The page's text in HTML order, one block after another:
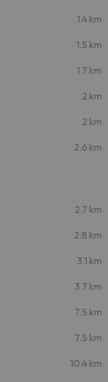
1.4 km
1.5 km
1.7 km
2 km
2 km
2.6 km
2.7 km
2.8 km
3.1 km
3.7 km
7.5 km
7.5 km
10.4 km